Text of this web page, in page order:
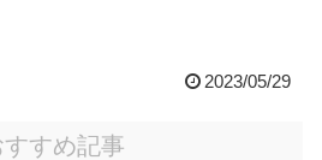
2023/05/29
すすめ記事